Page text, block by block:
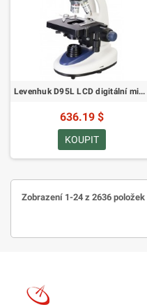
Levenhuk D95L LCD digitální mikroskop (SKU: 78903)
636.19 $
KOUPIT
Zobrazení 1-24 z 2636 položek